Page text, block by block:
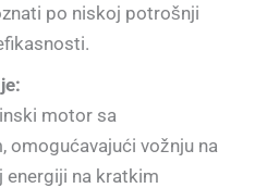
po niskoj potrošnji
motor sa
omogućavajući vožnju na
na kratkim